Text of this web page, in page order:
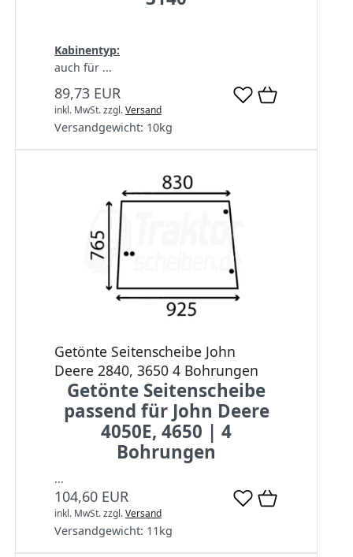
Kabinentyp:
auch für ...
89,73 EUR
inkl. MwSt.zzgl.Versand
Versandgewicht: 10kg
Getönte Seitenscheibe John
Deere 2840, 3650 4 Bohrungen
Getönte Seitenscheibe
passend für John Deere
4050E, 4650 | 4
Bohrungen
...
104,60 EUR
inkl. MwSt.zzgl.Versand
Versandgewicht: 11 kg